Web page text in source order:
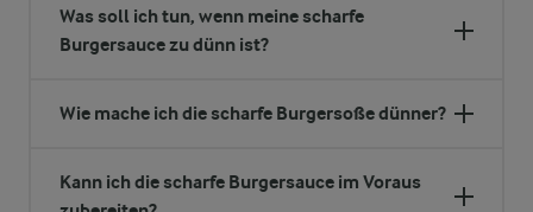
Was soll ich tun, wenn meine scharfe
Burgersauce zu dünn ist?
Wie mache ich die scharfe Burgersoße dünner?
Kann ich die scharfe Burgersauce im Voraus